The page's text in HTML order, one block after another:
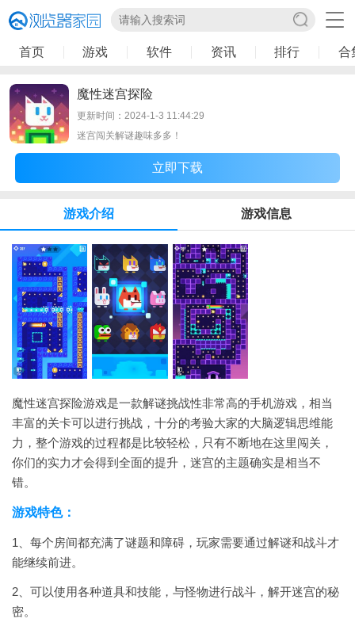
首页 游戏 软件 资讯 排行 合
魔性迷宫探险
更新时间：2024-1-3 11:44:29
迷宫闯关解谜趣味多多！
立即下载
游戏介绍 游戏信息
魔性迷宫探险游戏是一款解谜挑战性非常高的手机游戏，相当
丰富的关卡可以进行挑战，十分的考验大家的大脑逻辑思维能
力，整个游戏的过程都是比较轻松，只有不断地在这里闯关，
你们的实力才会得到全面的提升，迷宫的主题确实是相当不
错。
游戏特色：
1、每个房间都充满了谜题和障碍，玩家需要通过解谜和战斗才
能继续前进。
2、可以使用各种道具和技能，与怪物进行战斗，解开迷宫的秘
密。